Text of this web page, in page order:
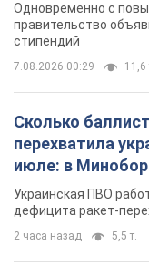
Одновременно с
правительство
стипендий
7.08.2026 00:29 11,6
Сколько
перехватила
июле: в
Украинская ПВО
дефицита ракет-
2 часа назад 5,5 т.